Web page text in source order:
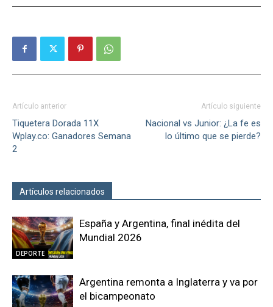
Artículo anterior
Tiquetera Dorada 11X
Wplay.co: Ganadores Semana
2
Artículo siguiente
Nacional vs Junior: ¿La fe es
lo último que se pierde?
Artículos relacionados
DEPORTE
España y Argentina, final inédita del
Mundial 2026
Argentina remonta a Inglaterra y va por
el bicampeonato